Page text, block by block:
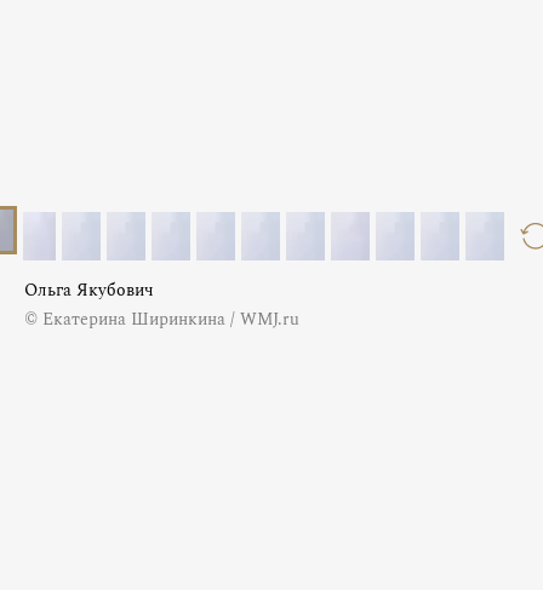
Ольга Якубович
© Екатерина Ширинкина / WMJ.ru